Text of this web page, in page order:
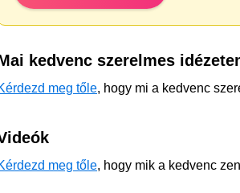
kedvenc szerelmes
meg tőle, hogy mi a kedvenc
meg tőle, hogy mik a kedvenc